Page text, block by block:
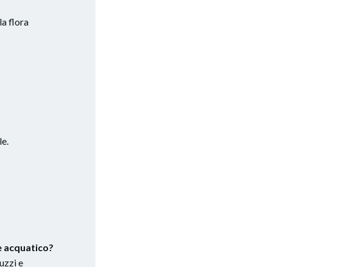
flora
acquatico?
e